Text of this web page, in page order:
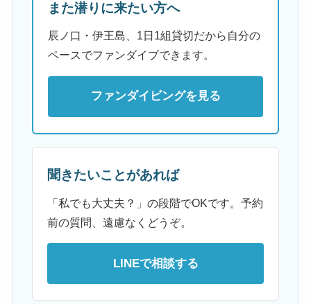
また潜りに来たい方へ
辰ノ口・伊王島、1日1組貸切だから自分の
ペースでファンダイブできます。
ファンダイビングを見る
聞きたいことがあれば
「私でも大丈夫？」の段階でOKです。予約
前の質問、遠慮なくどうぞ。
LINEで相談する